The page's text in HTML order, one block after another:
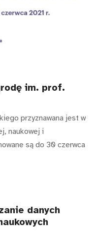
im. prof.
przyznawana jest w
naukowej i
są do 30 czerwca
danych